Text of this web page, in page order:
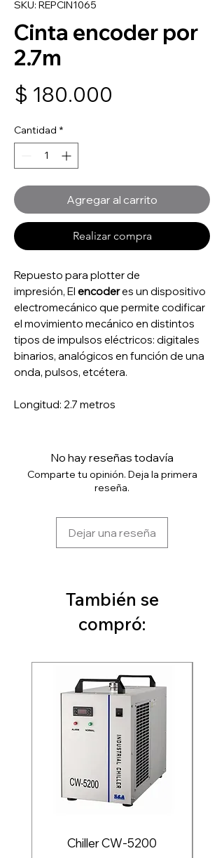
SKU: REPCIN1065
Cinta encoder por
2.7m
$ 180.000
Cantidad *
Agregar al carrito
Realizar compra
Repuesto para plotter de
impresión, El encoderes un dispositivo
electromecánico que permite codificar
el movimiento mecánico en distintos
tipos de impulsos eléctricos: digitales
binarios, analógicos en función de una
onda, pulsos, etcétera.
Longitud: 2.7 metros
No hay reseñas todavía
Comparte tu opinión. Deja la primera
reseña.
Dejar una reseña
También se
compró:
Chiller CW-5200